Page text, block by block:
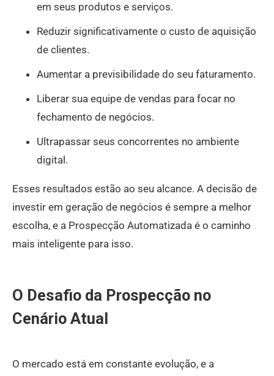
em seus produtos e serviços.
Reduzir significativamente o custo de aquisição
de clientes.
Aumentar a previsibilidade do seu faturamento.
Liberar sua equipe de vendas para focar no
fechamento de negócios.
Ultrapassar seus concorrentes no ambiente
digital.
Esses resultados estão ao seu alcance. A decisão de
investir em geração de negócios é sempre a melhor
escolha, e a Prospecção Automatizada é o caminho
mais inteligente para isso.
O Desafio da Prospecção no
Cenário Atual
O mercado está em constante evolução, e a